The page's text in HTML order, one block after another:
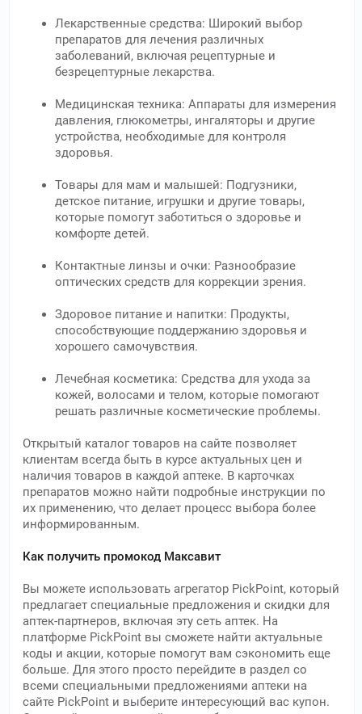
Лекарственные средства: Широкий выбор
препаратов для лечения различных
заболеваний, включая рецептурные и
безрецептурные лекарства.
Медицинская техника: Аппараты для измерения
давления, глюкометры, ингаляторы и другие
устройства, необходимые для контроля
здоровья.
Товары для мам и малышей: Подгузники,
детское питание, игрушки и другие товары,
которые помогут заботиться о здоровье и
комфорте детей.
Контактные линзы и очки: Разнообразие
оптических средств для коррекции зрения.
Здоровое питание и напитки: Продукты,
способствующие поддержанию здоровья и
хорошего самочувствия.
Лечебная косметика: Средства для ухода за
кожей, волосами и телом, которые помогают
решать различные косметические проблемы.
Открытый каталог товаров на сайте позволяет
клиентам всегда быть в курсе актуальных цен и
наличия товаров в каждой аптеке. В карточках
препаратов можно найти подробные инструкции по
их применению, что делает процесс выбора более
информированным.
Как получить промокод Максавит
Вы можете использовать агрегатор PickPoint, который
предлагает специальные предложения и скидки для
аптек-партнеров, включая эту сеть аптек. На
платформе PickPoint вы сможете найти актуальные
коды и акции, которые помогут вам сэкономить еще
больше. Для этого просто перейдите в раздел со
всеми специальными предложениями аптеки на
сайте PickPoint и выберите интересующий вас купон.